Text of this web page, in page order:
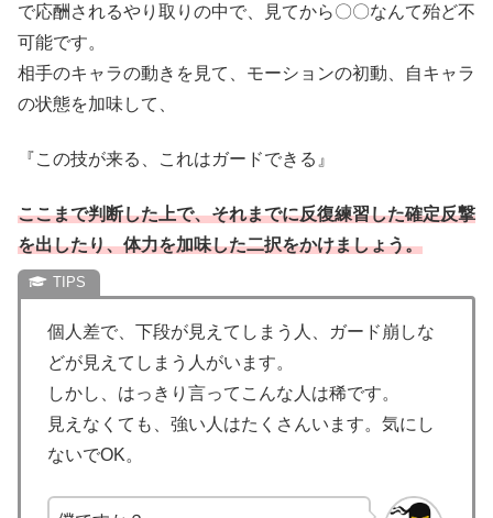
で応酬されるやり取りの中で、見てから〇〇なんて殆ど不
可能です。
相手のキャラの動きを見て、モーションの初動、自キャラ
の状態を加味して、
『この技が来る、これはガードできる』
ここまで判断した上で、それまでに反復練習した確定反撃
を出したり、体力を加味した二択をかけましょう。
個人差で、下段が見えてしまう人、ガード崩しな
どが見えてしまう人がいます。
しかし、はっきり言ってこんな人は稀です。
見えなくても、強い人はたくさんいます。気にし
ないでOK。